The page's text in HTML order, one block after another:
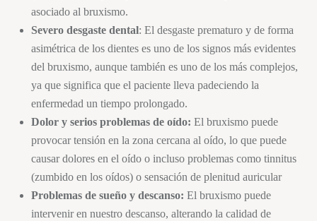
asociado al bruxismo.
Severo desgaste dental: El desgaste prematuro y de forma
asimétrica de los dientes es uno de los signos más evidentes
del bruxismo, aunque también es uno de los más complejos,
ya que significa que el paciente lleva padeciendo la
enfermedad un tiempo prolongado.
Dolor y serios problemas de oído: El bruxismo puede
provocar tensión en la zona cercana al oído, lo que puede
causar dolores en el oído o incluso problemas como tinnitus
(zumbido en los oídos) o sensación de plenitud auricular
Problemas de sueño y descanso: El bruxismo puede
intervenir en nuestro descanso, alterando la calidad de